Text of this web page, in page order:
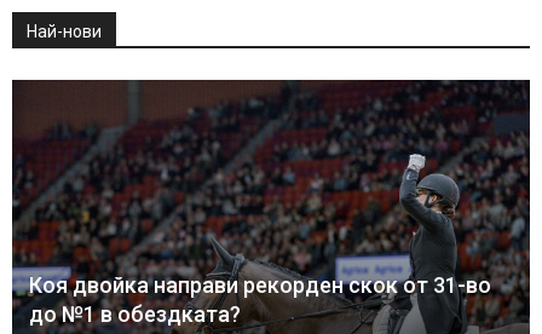
Най-нови
Коя двойка направи рекорден скок от 31-во
до №1 в обездката?